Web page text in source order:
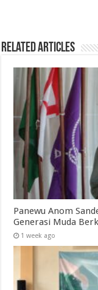
Related Articles
Panewu Anom
Generasi Muda
1 week ago